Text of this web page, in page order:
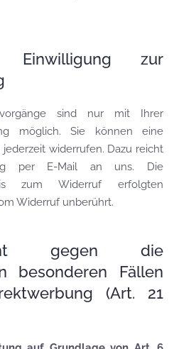
Einwilligung zur
sind nur mit Ihrer
möglich. Sie können eine
widerrufen. Dazu reicht
per E-Mail an uns. Die
zum Widerruf erfolgten
Widerruf unberührt.
gegen die
besonderen Fällen
(Art. 21